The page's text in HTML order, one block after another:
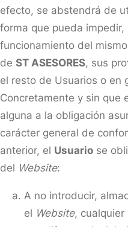
efecto, se abstendrá de
forma que pueda
funcionamiento del
de ST ASESORES, sus
el resto de Usuarios o en
Concretamente y sin que
alguna a la obligación
carácter general de
anterior, el Usuario se
del Website:
A no introducir,
el Website, cualquier